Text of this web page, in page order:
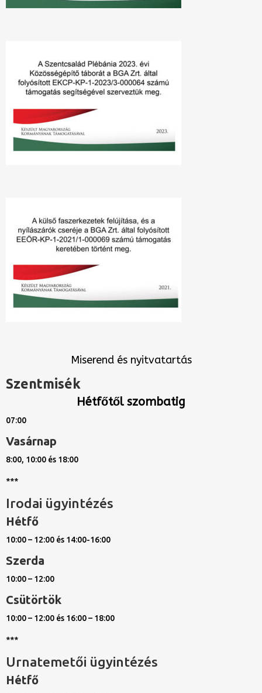
Miserend és nyitvatartás
Szentmisék
Hétfőtől szombatig
07:00
Vasárnap
8:00, 10:00 és 18:00
***
Irodai ügyintézés
Hétfő
10:00 – 12:00 és 14:00-16:00
Szerda
10:00 – 12:00
Csütörtök
10:00 – 12:00 és 16:00 – 18:00
***
Urnatemetői ügyintézés
Hétfő